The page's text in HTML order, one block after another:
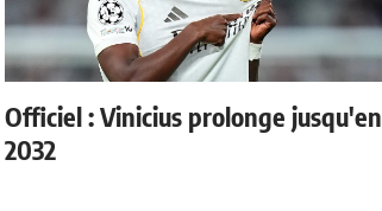
Officiel : Vinicius prolonge jusqu'en
2032